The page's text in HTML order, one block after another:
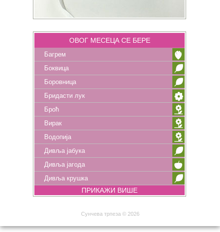
ОВОГ МЕСЕЦА СЕ БЕРЕ
Багрем
Боквица
Боровница
Бридасти лук
Броћ
Вирак
Водопија
Дивља јабука
Дивља јагода
Дивља крушка
ПРИКАЖИ ВИШЕ
Сунчева трпеза © 2026